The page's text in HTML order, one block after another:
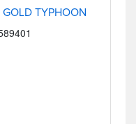
GOLD TYPHOON